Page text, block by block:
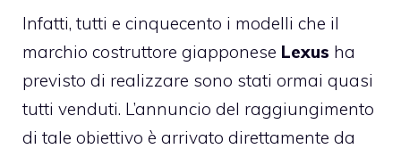
Infatti, tutti e cinquecento i modelli che il
marchio costruttore giapponese Lexus ha
previsto di realizzare sono stati ormai quasi
tutti venduti. L’annuncio del raggiungimento
di tale obiettivo è arrivato direttamente da